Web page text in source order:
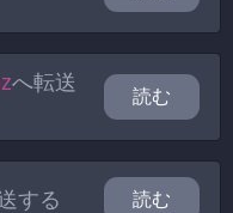
へ転送
読む
する 読む